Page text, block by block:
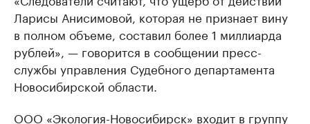
Ларисы Анисимовой, которая не признает вину
в полном объеме, составил более 1 миллиарда
рублей», — говорится в сообщении пресс-
службы управления Судебного департамента
Новосибирской области.
ООО «Экология-Новосибирск» входит в группу